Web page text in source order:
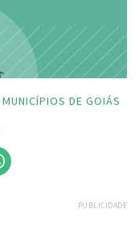
MUNICÍPIOS DE GOIÁS
PUBLICIDADE